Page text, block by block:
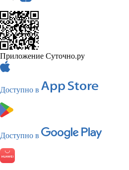
Приложение Суточно.ру
Доступно в
Доступно в